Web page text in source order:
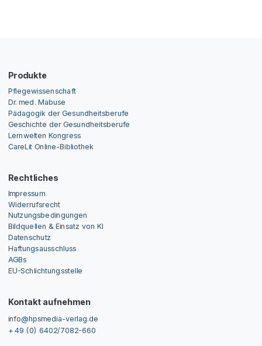
Produkte
Pflegewissenschaft
Dr. med. Mabuse
Pädagogik der Gesundheitsberufe
Geschichte der Gesundheitsberufe
Lernwelten Kongress
CareLit Online-Bibliothek
Rechtliches
Impressum
Widerrufsrecht
Nutzungsbedingungen
Bildquellen & Einsatz von KI
Datenschutz
Haftungsausschluss
AGBs
EU-Schlichtungsstelle
Kontakt aufnehmen
info@hpsmedia-verlag.de
+ 49 (0) 6402/7082-660